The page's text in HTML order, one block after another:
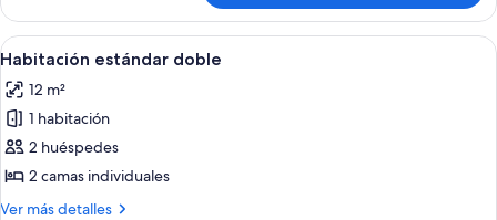
Premium
doble
Abrir
todas
las
fotos
de
Habitación
estándar
1
Habitación estándar doble
12 m²
1 habitación
2 huéspedes
2 camas individuales
Ver más detalles
Más